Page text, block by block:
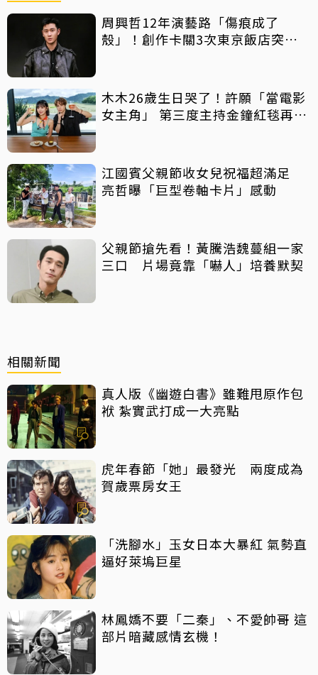
周興哲12年演藝路「傷痕成了
殼」！創作卡關3次東京飯店突找
木木26歲生日哭了！許願「當電影
女主角」 第三度主持金鐘紅毯再喊
江國賓父親節收女兒祝福超滿足
亮哲曝「巨型卷軸卡片」感動
父親節搶先看！黃騰浩魏蔓組一家
三口 片場竟靠「嚇人」培養默契
相關新聞
真人版《幽遊白書》雖難甩原作包
袱 紮實武打成一大亮點
虎年春節「她」最發光 兩度成為
賀歲票房女王
「洗腳水」玉女日本大暴紅 氣勢直
逼好萊塢巨星
林鳳嬌不要「二秦」、不愛帥哥 這
部片暗藏感情玄機！